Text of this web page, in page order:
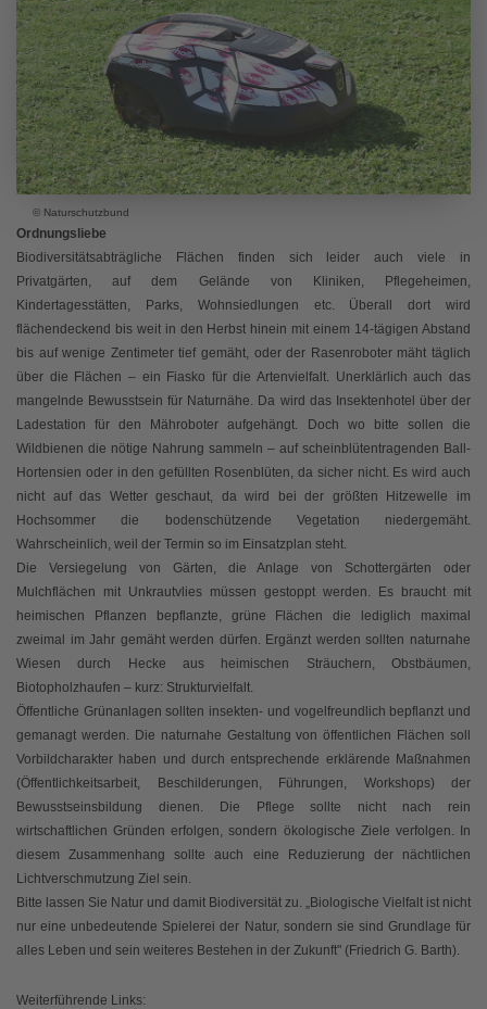
© Naturschutzbund
Ordnungsliebe
Biodiversitätsabträgliche Flächen finden sich leider auch viele in
Privatgärten, auf dem Gelände von Kliniken, Pflegeheimen,
Kindertagesstätten, Parks, Wohnsiedlungen etc. Überall dort wird
flächendeckend bis weit in den Herbst hinein mit einem 14-tägigen Abstand
bis auf wenige Zentimeter tief gemäht, oder der Rasenroboter mäht täglich
über die Flächen – ein Fiasko für die Artenvielfalt. Unerklärlich auch das
mangelnde Bewusstsein für Naturnähe. Da wird das Insektenhotel über der
Ladestation für den Mähroboter aufgehängt. Doch wo bitte sollen die
Wildbienen die nötige Nahrung sammeln – auf scheinblütentragenden Ball-
Hortensien oder in den gefüllten Rosenblüten, da sicher nicht. Es wird auch
nicht auf das Wetter geschaut, da wird bei der größten Hitzewelle im
Hochsommer die bodenschützende Vegetation niedergemäht.
Wahrscheinlich, weil der Termin so im Einsatzplan steht.
Die Versiegelung von Gärten, die Anlage von Schottergärten oder
Mulchflächen mit Unkrautvlies müssen gestoppt werden. Es braucht mit
heimischen Pflanzen bepflanzte, grüne Flächen die lediglich maximal
zweimal im Jahr gemäht werden dürfen. Ergänzt werden sollten naturnahe
Wiesen durch Hecke aus heimischen Sträuchern, Obstbäumen,
Biotopholzhaufen – kurz: Strukturvielfalt.
Öffentliche Grünanlagen sollten insekten- und vogelfreundlich bepflanzt und
gemanagt werden. Die naturnahe Gestaltung von öffentlichen Flächen soll
Vorbildcharakter haben und durch entsprechende erklärende Maßnahmen
(Öffentlichkeitsarbeit, Beschilderungen, Führungen, Workshops) der
Bewusstseinsbildung dienen. Die Pflege sollte nicht nach rein
wirtschaftlichen Gründen erfolgen, sondern ökologische Ziele verfolgen. In
diesem Zusammenhang sollte auch eine Reduzierung der nächtlichen
Lichtverschmutzung Ziel sein.
Bitte lassen Sie Natur und damit Biodiversität zu. „Biologische Vielfalt ist nicht
nur eine unbedeutende Spielerei der Natur, sondern sie sind Grundlage für
alles Leben und sein weiteres Bestehen in der Zukunft" (Friedrich G. Barth).
Weiterführende Links: